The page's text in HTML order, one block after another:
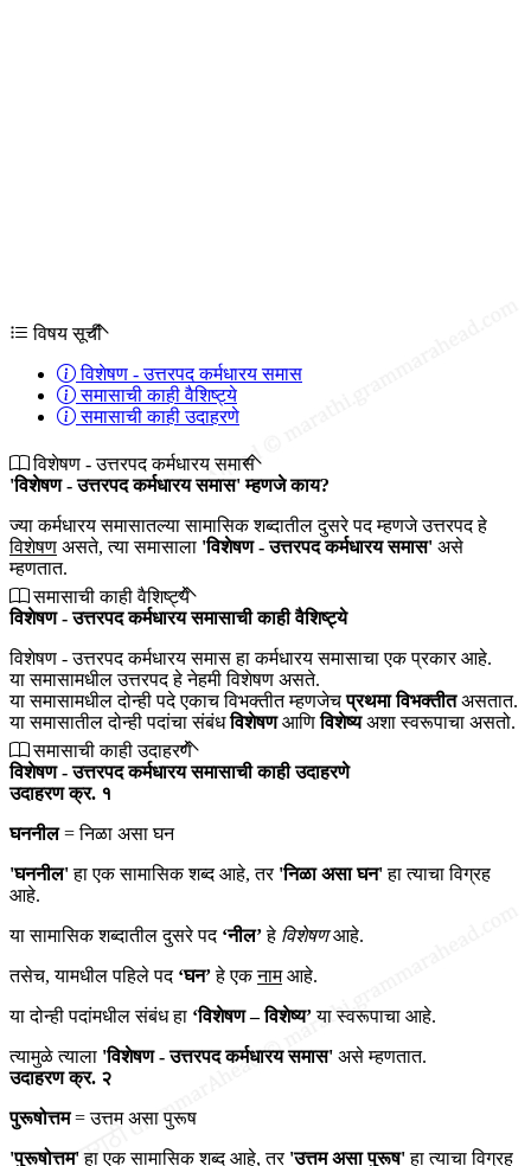
विषय सूची
विशेषण - उत्तरपद कर्मधारय समास
समासाची काही वैशिष्ट्ये
समासाची काही उदाहरणे
विशेषण - उत्तरपद कर्मधारय समास
'विशेषण - उत्तरपद कर्मधारय समास' म्हणजे काय?
ज्या कर्मधारय समासातल्या सामासिक शब्दातील दुसरे पद म्हणजे उत्तरपद हे
विशेषण असते, त्या समासाला 'विशेषण - उत्तरपद कर्मधारय समास' असे
म्हणतात.
समासाची काही वैशिष्ट्ये
विशेषण - उत्तरपद कर्मधारय समासाची काही वैशिष्ट्ये
विशेषण - उत्तरपद कर्मधारय समास हा कर्मधारय समासाचा एक प्रकार आहे.
या समासामधील उत्तरपद हे नेहमी विशेषण असते.
या समासामधील दोन्ही पदे एकाच विभक्तीत म्हणजेचप्रथमा विभक्तीतअसतात.
या समासातील दोन्ही पदांचा संबंधविशेषणआणिविशेष्यअशा स्वरूपाचा असतो.
समासाची काही उदाहरणे
विशेषण - उत्तरपद कर्मधारय समासाची काही उदाहरणे
उदाहरण क्र. १
घननील= निळा असा घन
'घननील'हा एक सामासिक शब्द आहे, तर 'निळा असा घन'हा त्याचा विग्रह
आहे.
या सामासिक शब्दातील दुसरे पद ‘नील’हे विशेषणआहे.
तसेच, यामधील पहिले पद ‘घन’हे एकनामआहे.
या दोन्ही पदांमधील संबंध हा ‘विशेषण – विशेष्य’या स्वरूपाचा आहे.
त्यामुळे त्याला 'विशेषण - उत्तरपद कर्मधारय समास' असे म्हणतात.
उदाहरण क्र. २
पुरूषोत्तम= उत्तम असा पुरूष
'पुरूषोत्तम'हा एक सामासिक शब्द आहे, तर 'उत्तम असा पुरूष'हा त्याचा विग्रह